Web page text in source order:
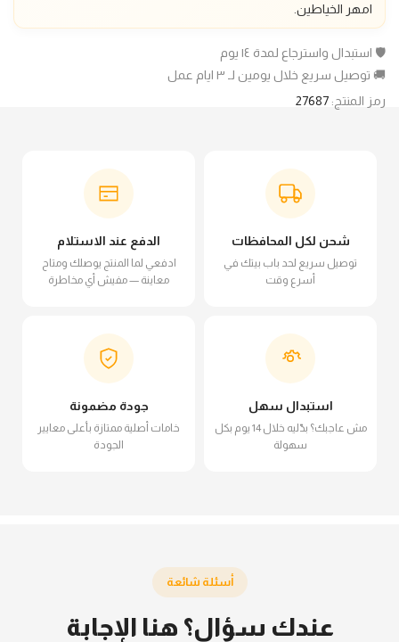
امهر الخياطين.
🛡️ استبدال واسترجاع لمدة ١٤ يوم
🚚 توصيل سريع خلال يومين لـ ٣ ايام عمل
رمز المنتج: 27687
شحن لكل المحافظات
توصيل سريع لحد باب بيتك في
أسرع وقت
الدفع عند الاستلام
ادفعي لما المنتج يوصلك ومتاح
معاينة — مفيش أي مخاطرة
استبدال سهل
مش عاجبك؟ بدّليه خلال 14 يوم بكل
سهولة
جودة مضمونة
خامات أصلية ممتازة بأعلى معايير
الجودة
أسئلة شائعة
عندك سؤال؟ هنا الإجابة